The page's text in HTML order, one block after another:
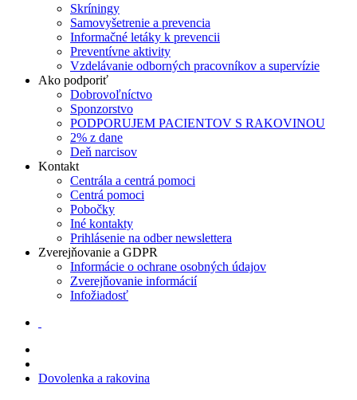
Skríningy
Samovyšetrenie a prevencia
Informačné letáky k prevencii
Preventívne aktivity
Vzdelávanie odborných pracovníkov a supervízie
Ako podporiť
Dobrovoľníctvo
Sponzorstvo
PODPORUJEM PACIENTOV S RAKOVINOU
2% z dane
Deň narcisov
Kontakt
Centrála a centrá pomoci
Centrá pomoci
Pobočky
Iné kontakty
Prihlásenie na odber newslettera
Zverejňovanie a GDPR
Informácie o ochrane osobných údajov
Zverejňovanie informácií
Infožiadosť
Dovolenka a rakovina